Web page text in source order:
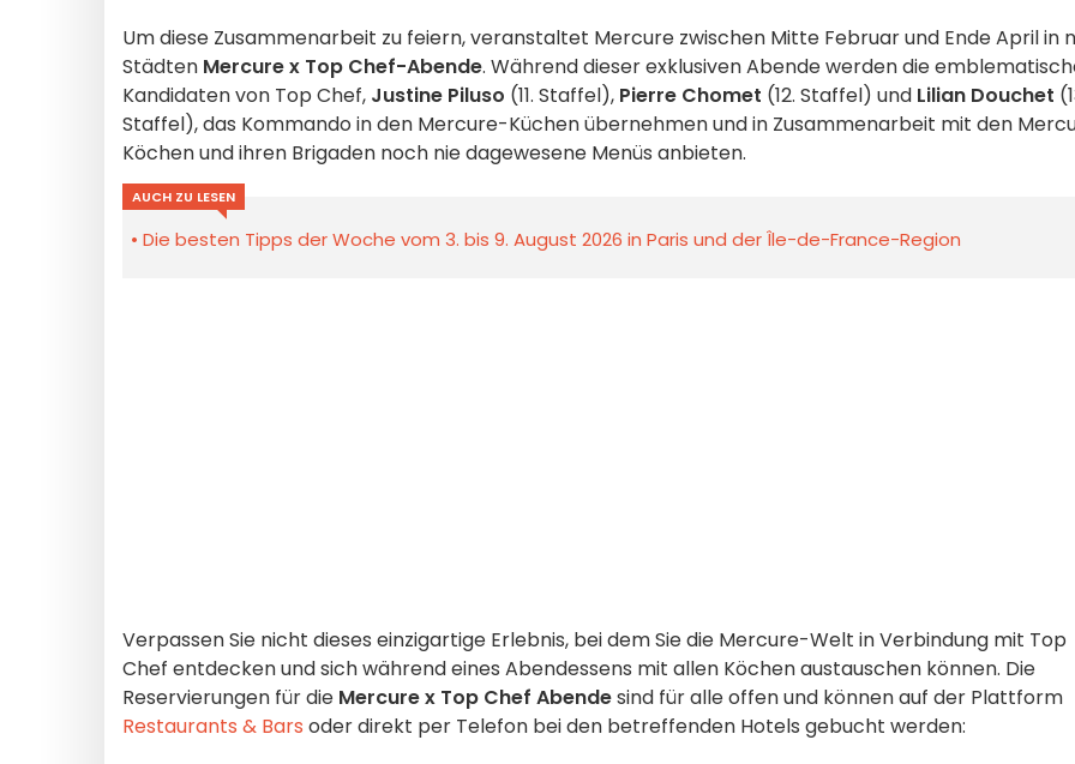
Um diese Zusammenarbeit zu feiern, veranstaltet Mercure zwischen Mitte Februar und Ende April in
Städten Mercure x Top Chef-Abende. Während dieser exklusiven Abende werden die
Kandidaten von Top Chef, Justine Piluso (11. Staffel), Pierre Chomet (12. Staffel) und Lilian Douchet
Staffel), das Kommando in den Mercure-Küchen übernehmen und in Zusammenarbeit mit den
Köchen und ihren Brigaden noch nie dagewesene Menüs anbieten.
AUCH ZU LESEN
Die besten Tipps der Woche vom 3. bis 9. August 2026 in Paris und der Île-de-France-Region
Verpassen Sie nicht dieses einzigartige Erlebnis, bei dem Sie die Mercure-Welt in Verbindung mit Top
Chef entdecken und sich während eines Abendessens mit allen Köchen austauschen können. Die
Reservierungen für die Mercure x Top Chef Abendesind für alle offen und können auf der Plattform
Restaurants & Bars oder direkt per Telefon bei den betreffenden Hotels gebucht werden: